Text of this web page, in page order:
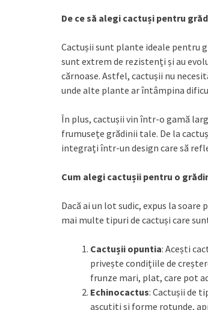
De ce să alegi cactuși pentru
Cactușii sunt plante ideale pentru
sunt extrem de rezistenți și au
cărnoase. Astfel, cactușii nu
unde alte plante ar întâmpina
În plus, cactușii vin într-o gamă
frumusețe grădinii tale. De la
integrați într-un design care să
Cum alegi cactușii pentru o
Dacă ai un lot sudic, expus la
mai multe tipuri de cactuși care
Cactușii opuntia: Acești
privește condițiile de
frunze mari, plat, care pot
Echinocactus: Cactușii de
ascuțiți și forme rotunde,